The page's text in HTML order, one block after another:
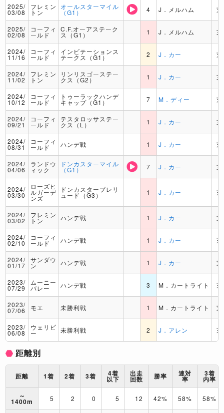
2025/
03/08
フレミン
トン
オールスターマイル
（G1） 4 J．メルハム 芝
2025/
02/08
コーフィ
ールド
C.F.オーアステーク
ス（G1） 1 J．メルハム 芝
2024/
11/16
コーフィ
ールド
インビテーションス
テークス（G1） 2 J．カー 芝
2024/
11/02
フレミン
トン
リンリスゴーステー
クス（G2） 1 J．カー 芝
2024/
10/12
コーフィ
ールド
トゥーラックハンデ
キャップ（G1） 7 M．ディー 芝
2024/
09/21
コーフィ
ールド
テスタロッサステー
クス（L） 1 J．カー 芝
2024/
08/31
コーフィ
ールド ハンデ戦 1 J．カー 芝
2024/
04/06
ランドウ
ィック
ドンカスターマイル
（G1） 7 J．カー 芝
2024/
03/30
ローズヒ
ルガーデ
ンズ
ドンカスタープレリ
ュード（G3） 1 J．カー 芝
2024/
03/02
フレミン
トン ハンデ戦 1 J．カー 芝
2024/
02/10
コーフィ
ールド ハンデ戦 1 J．カー 芝
2024/
01/17
サンダウ
ン ハンデ戦 1 J．カー 芝
2023/
07/29
ムーニー
バレー ハンデ戦 3 M．カートライト 芝
2023/
07/06 モエ 未勝利戦 1 M．カートライト 芝
2023/
06/08
ウェリビ
ー 未勝利戦 2 J．アレン 芝
距離別
距離 1着 2着 3着 4着
以下
出走
回数 勝率 連対
率
3着
内率
～
1400m 5 2 0 5 12 42% 58% 58%